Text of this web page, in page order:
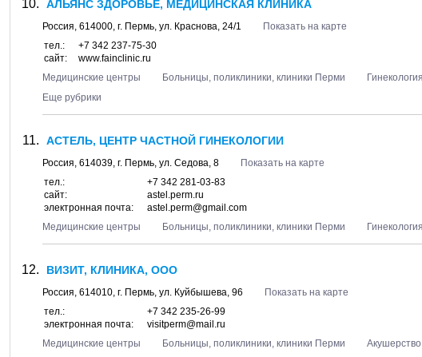
АЛЬЯНС ЗДОРОВЬЕ, МЕДИЦИНСКАЯ КЛИНИКА
Россия, 614000, г. Пермь, ул. Краснова, 24/1
Показать на карте
тел.:
+7 342 237-75-30
сайт:
www.fainclinic.ru
Медицинские центры
Больницы, поликлиники, клиники Перми
Гинекология
Еще рубрики
АСТЕЛЬ, ЦЕНТР ЧАСТНОЙ ГИНЕКОЛОГИИ
Россия, 614039, г. Пермь, ул. Седова, 8
Показать на карте
тел.:
+7 342 281-03-83
сайт:
astel.perm.ru
электронная почта:
astel.perm@gmail.com
Медицинские центры
Больницы, поликлиники, клиники Перми Гинекология
ВИЗИТ, КЛИНИКА, ООО
Россия, 614010, г. Пермь, ул. Куйбышева, 96
Показать на карте
тел.:
+7 342 235-26-99
электронная почта:
visitperm@mail.ru
Медицинские центры
Больницы, поликлиники, клиники Перми
Акушерство